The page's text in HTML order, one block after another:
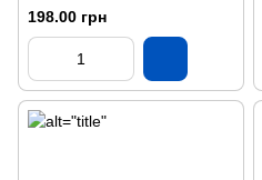
198.00 грн